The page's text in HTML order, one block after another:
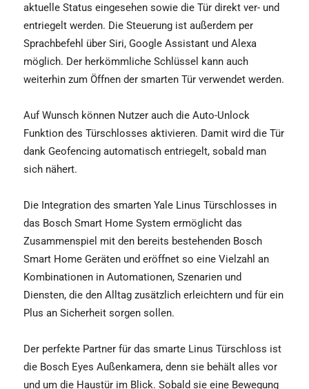
aktuelle Status eingesehen sowie die Tür direkt ver- und
entriegelt werden. Die Steuerung ist außerdem per
Sprachbefehl über Siri, Google Assistant und Alexa
möglich. Der herkömmliche Schlüssel kann auch
weiterhin zum Öffnen der smarten Tür verwendet werden.
Auf Wunsch können Nutzer auch die Auto-Unlock
Funktion des Türschlosses aktivieren. Damit wird die Tür
dank Geofencing automatisch entriegelt, sobald man
sich nähert.
Die Integration des smarten Yale Linus Türschlosses in
das Bosch Smart Home System ermöglicht das
Zusammenspiel mit den bereits bestehenden Bosch
Smart Home Geräten und eröffnet so eine Vielzahl an
Kombinationen in Automationen, Szenarien und
Diensten, die den Alltag zusätzlich erleichtern und für ein
Plus an Sicherheit sorgen sollen.
Der perfekte Partner für das smarte Linus Türschloss ist
die Bosch Eyes Außenkamera, denn sie behält alles vor
und um die Haustür im Blick. Sobald sie eine Bewegung